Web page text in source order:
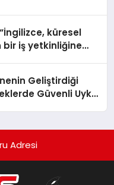
küresel
bir iş yetkinliğine
Geliştirdiği
Güvenli Uyku
Adresi